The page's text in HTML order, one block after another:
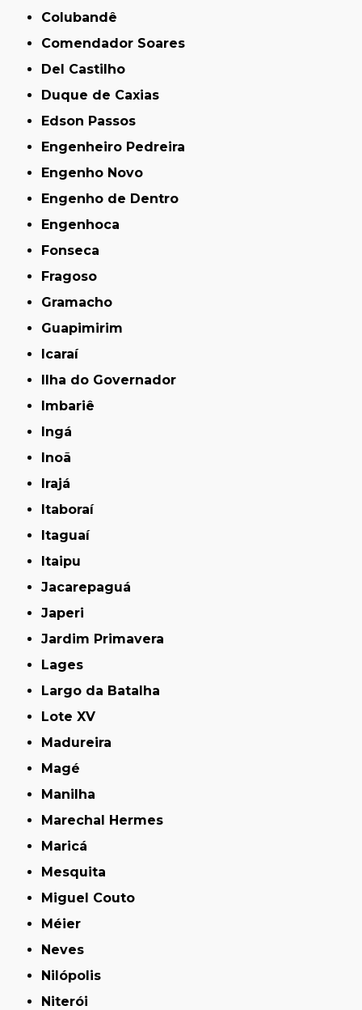
Colubandê
Comendador Soares
Del Castilho
Duque de Caxias
Edson Passos
Engenheiro Pedreira
Engenho Novo
Engenho de Dentro
Engenhoca
Fonseca
Fragoso
Gramacho
Guapimirim
Icaraí
Ilha do Governador
Imbariê
Ingá
Inoã
Irajá
Itaboraí
Itaguaí
Itaipu
Jacarepaguá
Japeri
Jardim Primavera
Lages
Largo da Batalha
Lote XV
Madureira
Magé
Manilha
Marechal Hermes
Maricá
Mesquita
Miguel Couto
Méier
Neves
Nilópolis
Niterói